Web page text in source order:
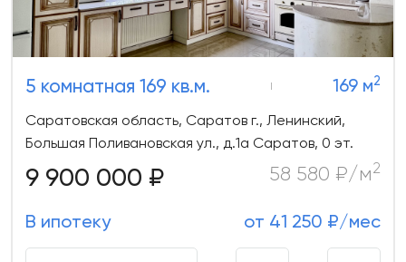
5 комнатная 169 кв.м. 169 м2
Саратовская область, Саратов г., Ленинский,
Большая Поливановская ул., д.1а Саратов, 0 эт.
9 900 000 ₽ 58 580 ₽/м2
В ипотеку от 41 250 ₽/мес